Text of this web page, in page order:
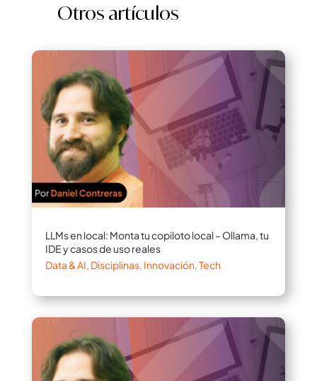
Otros artículos
LLMs en local: Monta tu copiloto local – Ollama, tu
IDE y casos de uso reales
Data & AI, Disciplinas, Innovación,Tech